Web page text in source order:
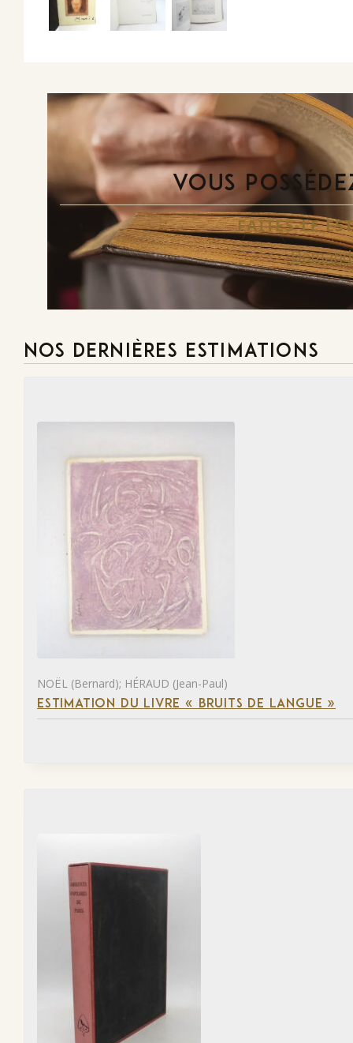
VOUS
FAITES-LE
NOS DERNIÈRES ESTIMATIONS
NOËL (Bernard); HÉRAUD (Jean-Paul)
ESTIMATION DU LIVRE « BRUITS DE LANGUE »